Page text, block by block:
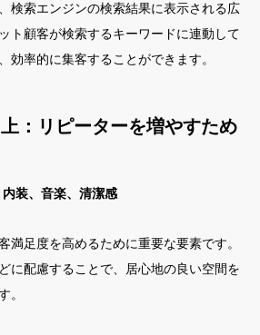
検索エンジンの検索結果に表示される広
ト顧客が検索するキーワードに連動して
効率的に集客することができます。
：リピーターを増やすため
装、音楽、清潔感
満足度を高めるために重要な要素です。
に配慮することで、居心地の良い空間を
。